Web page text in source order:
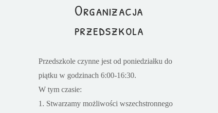
Organizacja
przedszkola
Przedszkole czynne jest od poniedziałku do
piątku w godzinach 6:00-16:30.
W tym czasie:
1. Stwarzamy możliwości wszechstronnego